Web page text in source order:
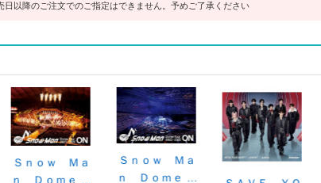
以降のご注文でのご指定はできません。予めご了承ください